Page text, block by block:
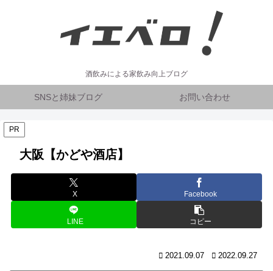
酒飲みによる家飲み向上ブログ
SNSと姉妹ブログ お問い合わせ
PR
大阪【かどや酒店】
X Facebook
LINE コピー
2021.09.07 2022.09.27